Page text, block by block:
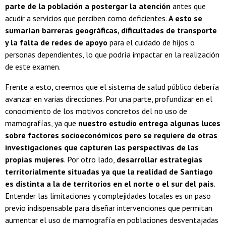
parte de la población a postergar la atención antes que
acudir a servicios que perciben como deficientes. A esto se
sumarían barreras geográficas, dificultades de transporte
y la falta de redes de apoyo para el cuidado de hijos o
personas dependientes, lo que podría impactar en la realización
de este examen.
Frente a esto, creemos que el sistema de salud público debería
avanzar en varias direcciones. Por una parte, profundizar en el
conocimiento de los motivos concretos del no uso de
mamografías, ya que nuestro estudio entrega algunas luces
sobre factores socioeconómicos pero se requiere de otras
investigaciones que capturen las perspectivas de las
propias mujeres. Por otro lado, desarrollar estrategias
territorialmente situadas ya que la realidad de Santiago
es distinta a la de territorios en el norte o el sur del país.
Entender las limitaciones y complejidades locales es un paso
previo indispensable para diseñar intervenciones que permitan
aumentar el uso de mamografía en poblaciones desventajadas